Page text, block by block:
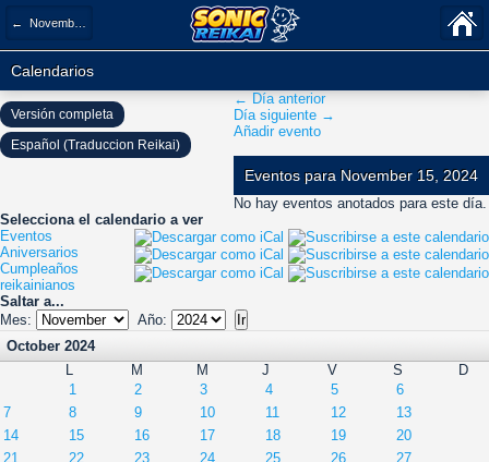
← November 2024
Calendarios
← Día anterior
Día siguiente →
Añadir evento
Eventos para November 15, 2024
No hay eventos anotados para este día.
Selecciona el calendario a ver
Eventos
Aniversarios
Cumpleaños
reikainianos
Saltar a...
Mes:
Año:
October 2024
L
M M J V S
D
1
2 3 4 5
6
7
8 9 10 11 12
13
14
15 16 17 18 19
20
21
22 23 24 25 26
27
Versión completa
Español (Traduccion Reikai)